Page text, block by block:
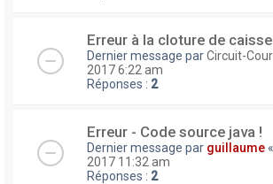
Erreur à la cloture de caisse
Dernier message parCircuit-
2017 6:22 am
Réponses : 2
Erreur - Code source java !
Dernier message par guillaume «
2017 11:32 am
Réponses : 2